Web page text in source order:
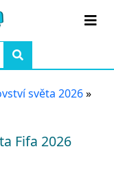
světa 2026»
Fifa 2026